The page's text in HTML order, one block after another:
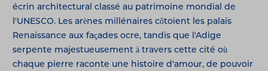
écrin architectural classé au patrimoine mondial de
l'UNESCO. Les arènes millénaires côtoient les palais
Renaissance aux façades ocre, tandis que l'Adige
serpente majestueusement à travers cette cité où
chaque pierre raconte une histoire d'amour, de pouvoir